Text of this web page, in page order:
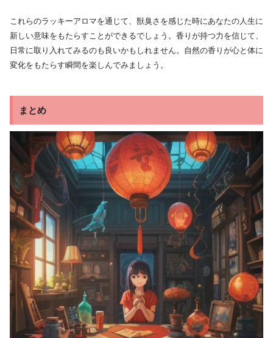
これらのラッキーアロマを通じて、獣臭さを感じた時にあなたの人生に
新しい意味をもたらすことができるでしょう。香りが持つ力を信じて、
日常に取り入れてみるのも良いかもしれません。自然の香りが心と体に
変化をもたらす瞬間を楽しんでみましょう。
まとめ